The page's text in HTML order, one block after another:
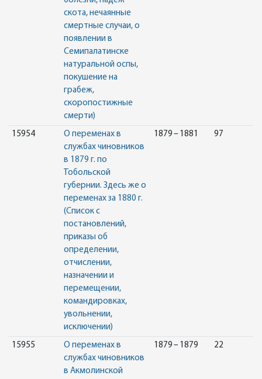
скота, нечаянные
смертные случаи, о
появлении в
Семипалатинске
натуральной оспы,
покушение на
грабеж,
скоропостижные
смерти)
15954
О переменах в
службах чиновников
в 1879 г. по
Тобольской
губернии. Здесь же о
переменах за 1880 г.
(Список с
постановлений,
приказы об
определении,
отчислении,
назначении и
перемещении,
командировках,
увольнении,
исключении)
1879 – 1881 97
15955
О переменах в
службах чиновников
в Акмолинской
1879 – 1879 22